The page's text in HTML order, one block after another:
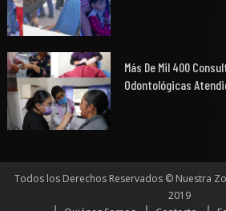
Más De Mil 400
Odontológicas
Todos los Derechos Reservados © Nuestra
2019